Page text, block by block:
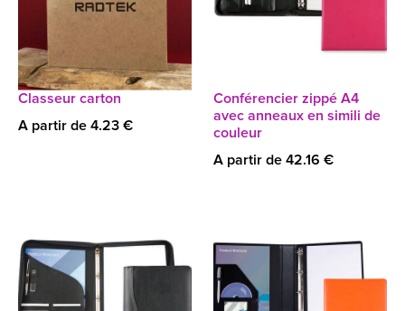
Classeur carton
A partir de 4.23 €
Conférencier zippé A4
avec anneaux en simili de
couleur
A partir de 42.16 €